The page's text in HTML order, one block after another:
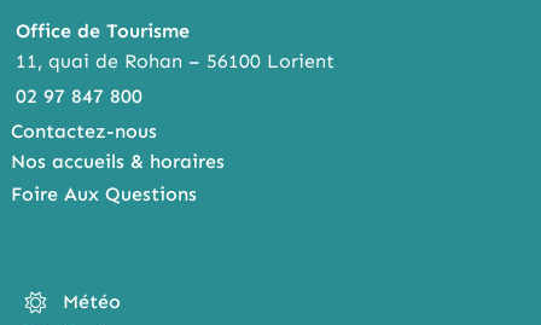
Office de Tourisme
11, quai de Rohan – 56100 Lorient
02 97 847 800
Contactez-nous
Nos accueils & horaires
Foire Aux Questions
Météo